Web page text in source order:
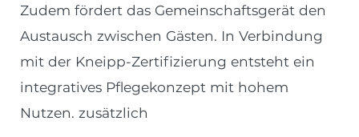
Zudem fördert das Gemeinschaftsgerät den
Austausch zwischen Gästen. In Verbindung
mit der Kneipp-Zertifizierung entsteht ein
integratives Pflegekonzept mit hohem
Nutzen. zusätzlich